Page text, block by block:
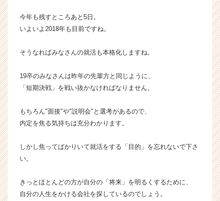
ン】
|
ン
ャ
ー・
成
企
業
ら
ト
が
今年も残すところあと5日。
いよいよ2018年も目前ですね。
そうなればみなさんの就活も本格化しますね。
19卒のみなさんは昨年の先輩方と同じように、
「短期決戦」を戦い抜かなければなりません。
もちろん"面接"や"説明会"と選考があるので、
内定を焦る気持ちは充分わかります。
しかし焦ってばかりいて就活をする「目的」を忘れないで下さ
い。
きっとほとんどの方が自分の「将来」を明るくするために、
自分の人生をかける会社を探しているのでしょう。